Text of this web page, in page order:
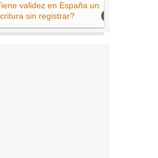
validez en España un
sin registrar?